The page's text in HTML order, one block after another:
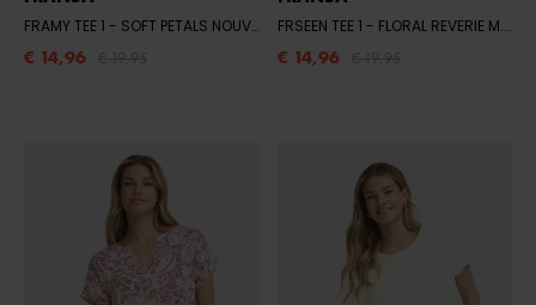
FRAMY TEE 1 - SOFT PETALS NOUVEAN NAVY
€ 14,96
FRSEEN TEE 1 - FLORAL REVERIE M. TRAIL
€ 14,96